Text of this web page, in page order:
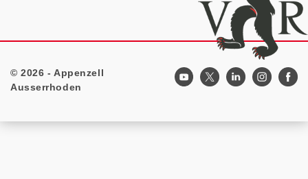
Footer
© 2026 - Appenzell
Ausserrhoden